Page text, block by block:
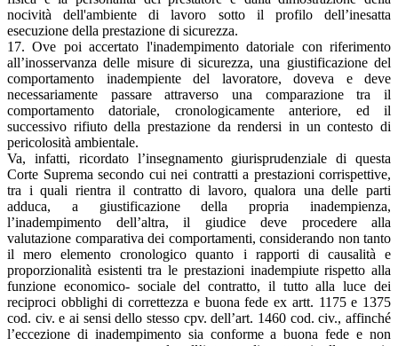
nocività dell'ambiente di lavoro sotto il profilo dell’inesatta
esecuzione della prestazione di sicurezza.
17. Ove poi accertato l'inadempimento datoriale con riferimento
all’inosservanza delle misure di sicurezza, una giustificazione del
comportamento inadempiente del lavoratore, doveva e deve
necessariamente passare attraverso una comparazione tra il
comportamento datoriale, cronologicamente anteriore, ed il
successivo rifiuto della prestazione da rendersi in un contesto di
pericolosità ambientale.
Va, infatti, ricordato l’insegnamento giurisprudenziale di questa
Corte Suprema secondo cui nei contratti a prestazioni corrispettive,
tra i quali rientra il contratto di lavoro, qualora una delle parti
adduca, a giustificazione della propria inadempienza,
l’inadempimento dell’altra, il giudice deve procedere alla
valutazione comparativa dei comportamenti, considerando non tanto
il mero elemento cronologico quanto i rapporti di causalità e
proporzionalità esistenti tra le prestazioni inadempiute rispetto alla
funzione economico- sociale del contratto, il tutto alla luce dei
reciproci obblighi di correttezza e buona fede ex artt. 1175 e 1375
cod. civ. e ai sensi dello stesso cpv. dell’art. 1460 cod. civ., affinché
l’eccezione di inadempimento sia conforme a buona fede e non